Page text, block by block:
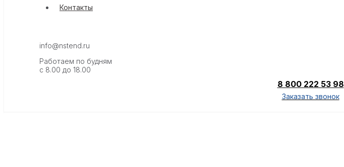
Контакты
info@nstend.ru
Работаем по будням
с 8.00 до 18.00
8 800 222 53 98
Заказать звонок